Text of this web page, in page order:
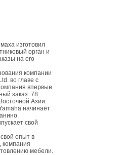
изготовил
орган и
на его
компании
во главе с
впервые
заказ: 78
Азии.
начинает
свой
опыт в
компания
мебели.